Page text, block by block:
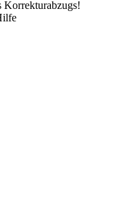
Korrekturabzugs!